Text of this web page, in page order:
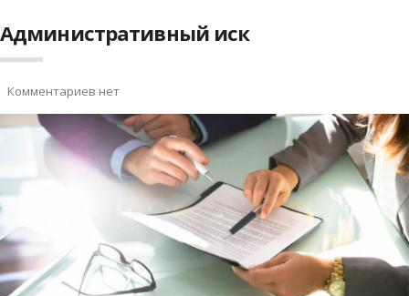
Административный иск
Комментариев нет